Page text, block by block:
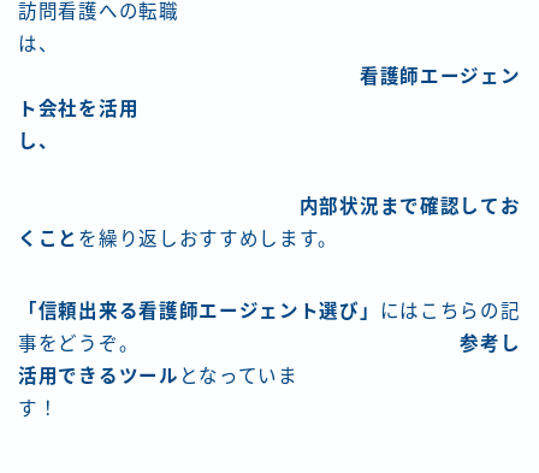
訪問看護への転職
は、
看護師エージェン
ト会社を活用
し、
内部状況まで確認してお
くこと を繰り返しおすすめします。
「信頼出来る看護師エージェント選び」
にはこちらの記
事をどうぞ。参考し
活用できるツール となっていま
す！